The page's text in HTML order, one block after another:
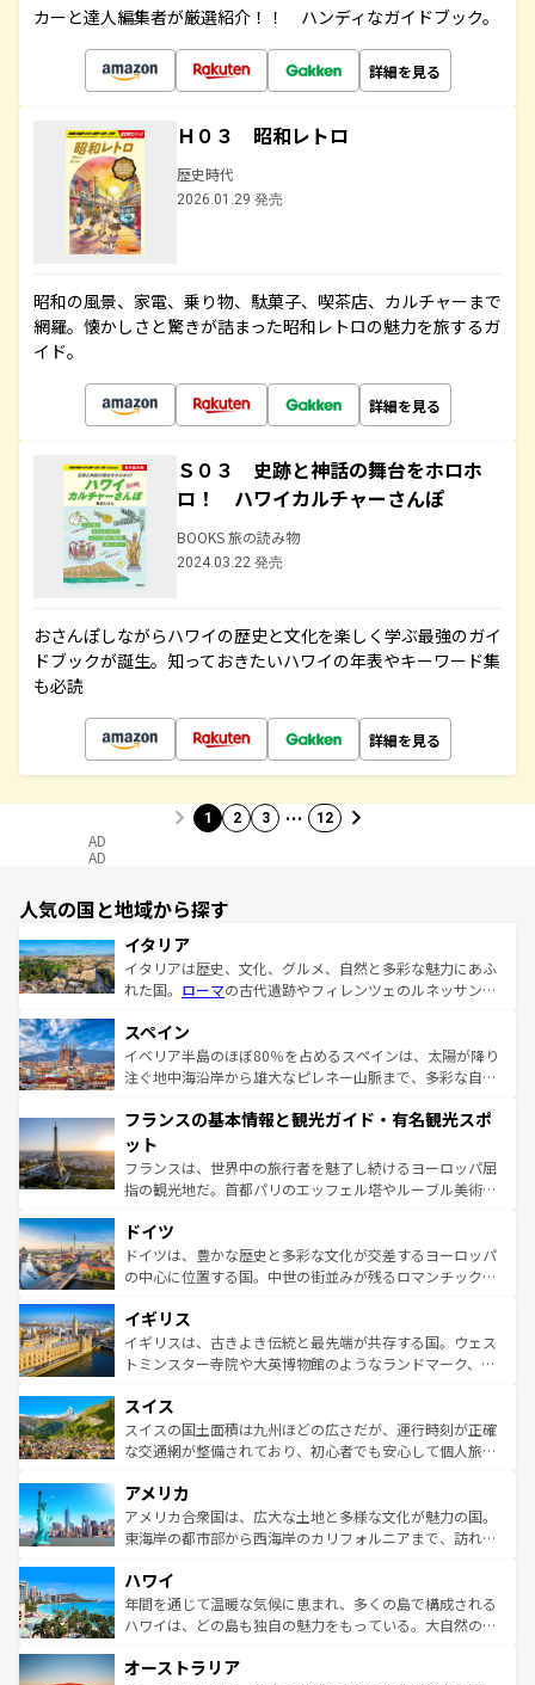
カーと達人編集者が厳選紹介！！ ハンディなガイドブック。
詳細を見る
Ｈ０３ 昭和レトロ
歴史時代
2026.01.29 発売
昭和の風景、家電、乗り物、駄菓子、喫茶店、カルチャーまで
網羅。懐かしさと驚きが詰まった昭和レトロの魅力を旅するガ
イド。
詳細を見る
Ｓ０３ 史跡と神話の舞台をホロホ
ロ！ ハワイカルチャーさんぽ
BOOKS 旅の読み物
2024.03.22 発売
おさんぽしながらハワイの歴史と文化を楽しく学ぶ最強のガイ
ドブックが誕生。知っておきたいハワイの年表やキーワード集
も必読
詳細を見る
1 2 3 … 12
AD
AD
人気の国と地域から探す
イタリア
イタリアは歴史、文化、グルメ、自然と多彩な魅力にあふ
れた国。 ローマの古代遺跡やフィレンツェのルネッサンス
ろん、トスカーナの美しい田園風景やアマルフィ海岸の絶
景など、自然景観も見逃せない。観光の合間には、本場の
ピザやパスタなど、絶品のイタリア料理を堪能することも
ませてくれるイタリアで、忘れられない旅をしてみよう！
なお、新着のイタリア情報は
しい。
スペイン
イベリア半島のほぼ80％を占めるスペインは、太陽が降り
注ぐ地中海沿岸から雄大なピレネー山脈まで、多彩な自然
文化が根付くこの国では、情熱的なフラメンコ、熱気あふ
れる闘牛、そして美味しいタパスが生活の一部となってい
る。首都マドリードの洗練された雰囲気や、バルセロナの
アートに溢れた街角から、地方では古代ローマ遺跡や中世
せる。地方によって風土や気候が異なるスペインはその個
性で訪れる人を魅了する。 なお、新着のスペイン情報は コ
ンテンツ一覧を参照してほしい。
フランスの基本情報と観光ガイド・有名観光スポ
ット
フランスは、世界中の旅行者を魅了し続けるヨーロッパ屈
指の観光地だ。首都パリのエッフェル塔やルーブル美術館
で、幅広い魅力が詰まっている。華麗な宮殿、歴史的な大
聖堂、美しいビーチ、そして豊かな自然が、訪れる者を心
から魅了する。また、フランスは美食の国としても知ら
いる。シャンパンの発祥地であるランス、プロヴァンスの
香り高いラベンダー畑など、多彩な楽しみ方が可能だ。さ
らに、パリ以外の地域にも魅力が溢れており、どの街角に
れる地方に足を運ぶとそれぞれで全く異なる文化を体験で
きるだろう。 なお、新着のフランス情報はコンテンツ一覧
を参照してほしい。
ドイツ
ドイツは、豊かな歴史と多彩な文化が交差するヨーロッパ
の中心に位置する国。中世の街並みが残るロマンチック街
顔を持つこの国は、どこを歩いても飽きることがない。ベ
ルリンの文化的活気、バイエルン州のアルプスの絶景、そ
してライン川沿いのワイン畑といった風景は必見。ビール
は、お酒好きな人にはぜひ体験してほしい。 なお、新着の
ドイツ情報はコンテンツ一覧を参照してほしい。
イギリス
イギリスは、古きよき伝統と最先端が共存する国。ウェス
トミンスター寺院や大英博物館のようなランドマーク、歴
リアごとに異なる魅力がある。また、優雅なアフタヌーン
ティー、ビール好きにはたまらない英国パブ、サッカー観
戦など、本場だからこそできる体験も豊富。イギリスを旅
ンツ一覧を参照してほしい。
スイス
スイスの国土面積は九州ほどの広さだが、運行時刻が正確
な交通網が整備されており、初心者でも安心して個人旅行
の建物がそのまま残る町や、スイスならではのユニークな
博物館もあり、アルプス観光だけでなく町歩きも満喫する
ことができる。国民の所得が高いため物価も高いが、旅行
ば市内交通費無料で観光を楽しむこともできる。 なお、新
着のスイス情報はコンテンツ一覧 を参照してほしい。
アメリカ
アメリカ合衆国は、広大な土地と多様な文化が魅力の国。
東海岸の都市部から西海岸のカリフォルニアまで、訪れる
のような巨大都市は、観光、ショッピング、エンターテイ
ンメントが詰まった刺激的なスポットだ。一方、アメリカ
西部には大自然が広がり、グランドキャニオンやイエロー
部のニューオーリンズでは、音楽と美食が融合した独特の
ハワイ
年間を通じて温暖な気候に恵まれ、多くの島で構成される
ハワイは、どの島も独自の魅力をもっている。大自然の神
ワイ島は見逃せない。また、定番の観光地といえばオアフ
オーストラリア